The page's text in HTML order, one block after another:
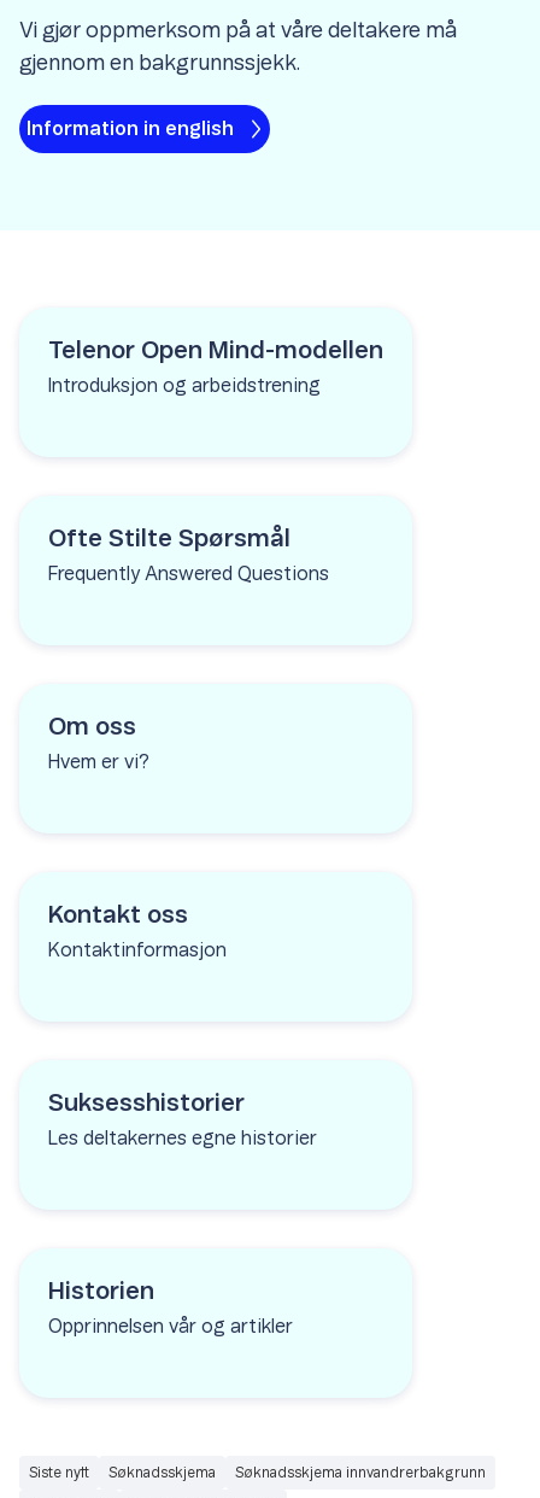
Vi gjør oppmerksom på at våre deltakere må
gjennom en bakgrunnssjekk.
Information in english
Telenor Open Mind-modellen
Introduksjon og arbeidstrening
Ofte Stilte Spørsmål
Frequently Answered Questions
Om oss
Hvem er vi?
Kontakt oss
Kontaktinformasjon
Suksesshistorier
Les deltakernes egne historier
Historien
Opprinnelsen vår og artikler
Siste nytt Søknadsskjema Søknadsskjema innvandrerbakgrunn